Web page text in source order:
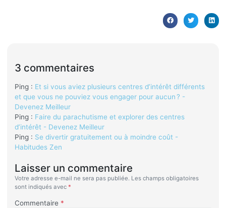
3 commentaires
Ping : Et si vous aviez plusieurs centres d’intérêt différents
et que vous ne pouviez vous engager pour aucun ? -
Devenez Meilleur
Ping : Faire du parachutisme et explorer des centres
d’intérêt - Devenez Meilleur
Ping : Se divertir gratuitement ou à moindre coût -
Habitudes Zen
Laisser un commentaire
Votre adresse e-mail ne sera pas publiée. Les champs obligatoires
sont indiqués avec *
Commentaire *